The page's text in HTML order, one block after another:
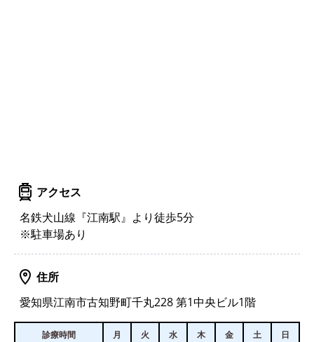
アクセス
名鉄犬山線『江南駅』より徒歩5分
※駐車場あり
住所
愛知県江南市古知野町千丸228 第1中央ビル1階
診療時間 月 火 水 木 金 土 日